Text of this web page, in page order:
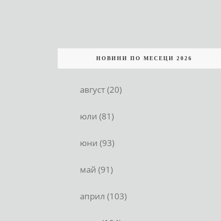
НОВИНИ ПО МЕСЕЦИ 2026
август (20)
юли (81)
юни (93)
май (91)
април (103)